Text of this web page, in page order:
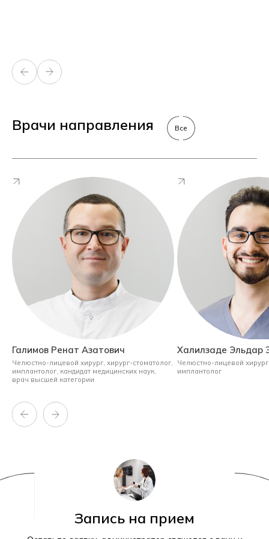
Врачи направления Все
Галимов Ренат Азатович
Челюстно-лицевой хирург, хирург-стоматолог,
имплантолог, кандидат медицинских наук,
врач высшей категории
Халилзаде Эльдар
Челюстно-лицевой
имплантолог
Запись на прием